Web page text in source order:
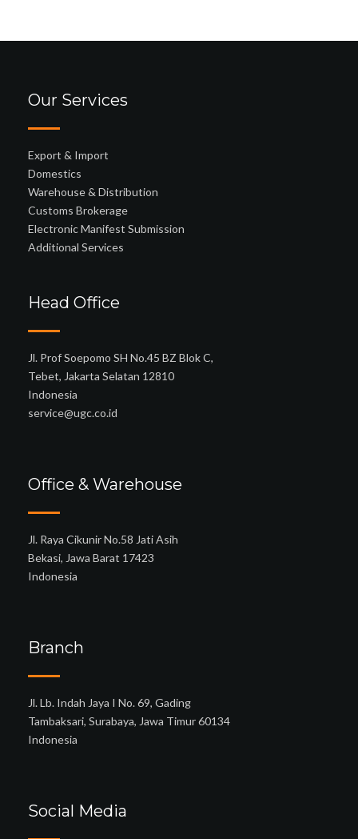
Our Services
Export & Import
Domestics
Warehouse & Distribution
Customs Brokerage
Electronic Manifest Submission
Additional Services
Head Office
Jl. Prof Soepomo SH No.45 BZ Blok C,
Tebet, Jakarta Selatan 12810
Indonesia
service@ugc.co.id
Office & Warehouse
Jl. Raya Cikunir No.58 Jati Asih
Bekasi, Jawa Barat 17423
Indonesia
Branch
Jl. Lb. Indah Jaya I No. 69, Gading
Tambaksari, Surabaya, Jawa Timur 60134
Indonesia
Social Media